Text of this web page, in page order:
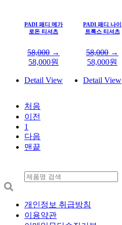
PADI 패디 메가
로돈 티셔츠
58,000 →
58,000원
Detail View
PADI 패디 나이
트록스 티셔츠
58,000 →
58,000원
Detail View
처음
이전
1
다음
맨끝
개인정보 취급방침
이용약관